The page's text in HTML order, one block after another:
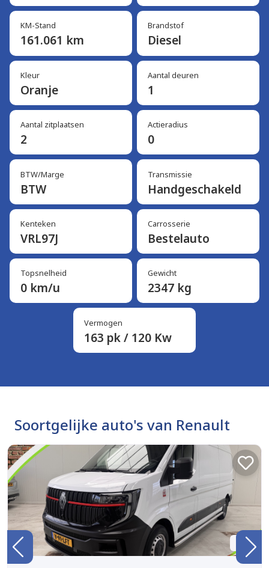
KM-Stand
161.061 km
Brandstof
Diesel
Kleur
Oranje
Aantal deuren
1
Aantal zitplaatsen
2
Actieradius
0
BTW/Marge
BTW
Transmissie
Handgeschakeld
Kenteken
VRL97J
Carrosserie
Bestelauto
Topsnelheid
0 km/u
Gewicht
2347 kg
Vermogen
163 pk / 120 Kw
Soortgelijke auto's van Renault
BTW